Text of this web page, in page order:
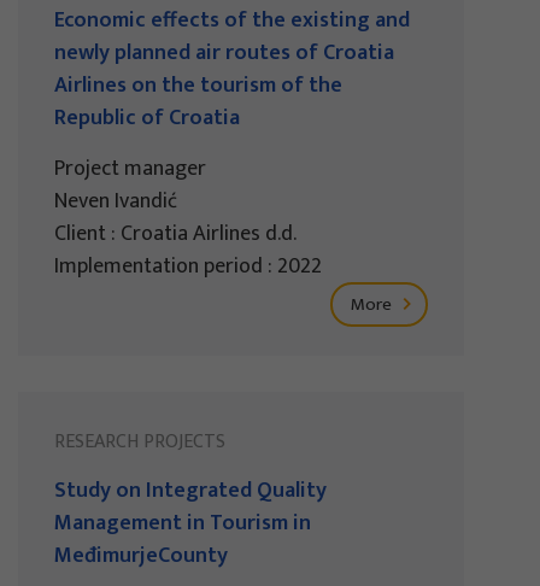
Economic effects of the existing and
newly planned air routes of Croatia
Airlines on the tourism of the
Republic of Croatia
Project manager
Neven Ivandić
Client : Croatia Airlines d.d.
Implementation period : 2022
More
RESEARCH PROJECTS
Study on Integrated Quality
Management in Tourism in
MeđimurjeCounty